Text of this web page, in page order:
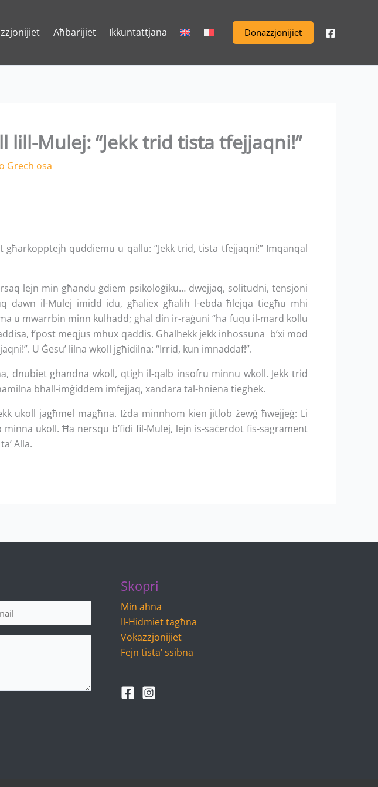
Aħbarijiet Ikkuntattjana Donazzjonijiet
Mulej: “Jekk trid tista tfejjaqni!”
Grech osa
quddiemu u qallu: “Jekk trid, tista tfejjaqni!” Imqanqal
lejn min għandu ġdiem psikoloġiku… dwejjaq, solitudni, tensjoni
dawn il-Mulej imidd idu, għaliex għalih l-ebda ħlejqa tiegħu mhi
u mwarrbin minn kulħadd; għal din ir-raġuni “ħa fuqu il-mard kollu
f’post meqjus mhux qaddis. Għalhekk jekk inħossuna b’xi mod
U Ġesu’ lilna wkoll jgħidilna: “Irrid, kun imnaddaf!”.
dnubiet għandna wkoll, qtigħ il-qalb insofru minnu wkoll. Jekk trid
bħall-imġiddem imfejjaq, xandara tal-ħniena tiegħek.
ukoll jagħmel magħna. Iżda minnhom kien jitlob żewġ ħwejjeġ: Li
ukoll. Ħa nersqu b’fidi fil-Mulej, lejn is-saċerdot fis-sagrament
Alla.
(Required)
Skopri
Min aħna
Il-Ħidmiet tagħna
Vokazzjonijiet
Fejn tista’ ssibna